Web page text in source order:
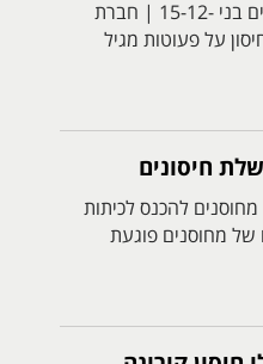
בתרכיב החיסון של פייזר בילדים בני -15-12 | חברת
על פעוטות מגיל
חיסונים
להכנס לכיתות
מחוסנים פוגעת